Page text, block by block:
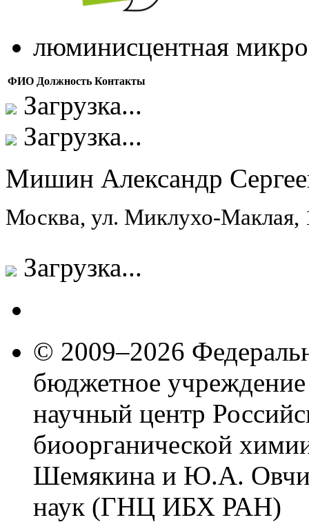
люминисцентная
ФИО Должность Контакты
Загрузка...
Загрузка...
Мишин Александр
Москва, ул. Миклухо-
Загрузка...
© 2009–2026
бюджетное
научный центр
биоорганической
Шемякина и Ю.А.
наук (ГНЦ ИБХ РАН)